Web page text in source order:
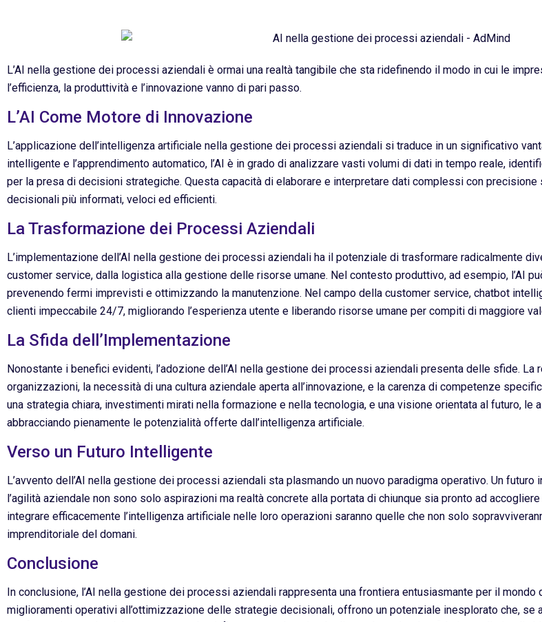
L’AI nella gestione dei processi aziendali è ormai una realtà tangibile che sta ridefinendo il modo in cui le
l’efficienza, la produttività e l’innovazione vanno di pari passo.
L’AI Come Motore di Innovazione
L’applicazione dell’intelligenza artificiale nella gestione dei processi aziendali si traduce in un significativo
intelligente e l’apprendimento automatico, l’AI è in grado di analizzare vasti volumi di dati in tempo reale,
per la presa di decisioni strategiche. Questa capacità di elaborare e interpretare dati complessi con precisione
decisionali più informati, veloci ed efficienti.
La Trasformazione dei Processi Aziendali
L’implementazione dell’AI nella gestione dei processi aziendali ha il potenziale di trasformare radicalmente
customer service, dalla logistica alla gestione delle risorse umane. Nel contesto produttivo, ad esempio, l’AI
prevenendo fermi imprevisti e ottimizzando la manutenzione. Nel campo della customer service, chatbot
clienti impeccabile 24/7, migliorando l’esperienza utente e liberando risorse umane per compiti di maggiore
La Sfida dell’Implementazione
Nonostante i benefici evidenti, l’adozione dell’AI nella gestione dei processi aziendali presenta delle sfide. La
organizzazioni, la necessità di una cultura aziendale aperta all’innovazione, e la carenza di competenze
una strategia chiara, investimenti mirati nella formazione e nella tecnologia, e una visione orientata al futuro,
abbracciando pienamente le potenzialità offerte dall’intelligenza artificiale.
Verso un Futuro Intelligente
L’avvento dell’AI nella gestione dei processi aziendali sta plasmando un nuovo paradigma operativo. Un futuro
l’agilità aziendale non sono solo aspirazioni ma realtà concrete alla portata di chiunque sia pronto ad
integrare efficacemente l’intelligenza artificiale nelle loro operazioni saranno quelle che non solo
imprenditoriale del domani.
Conclusione
In conclusione, l’AI nella gestione dei processi aziendali rappresenta una frontiera entusiasmante per il
miglioramenti operativi all’ottimizzazione delle strategie decisionali, offrono un potenziale inesplorato che, se